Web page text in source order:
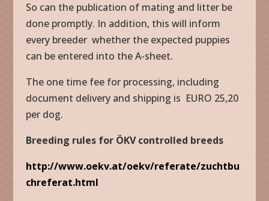
So can the publication of mating and litter be
done promptly. In addition, this will inform
every breeder whether the expected puppies
can be entered into the A-sheet.
The one time fee for processing, including
document delivery and shipping is EURO 25,20
per dog.
Breeding rules for ÖKV controlled breeds
http://www.oekv.at/oekv/referate/zuchtbu
chreferat.html